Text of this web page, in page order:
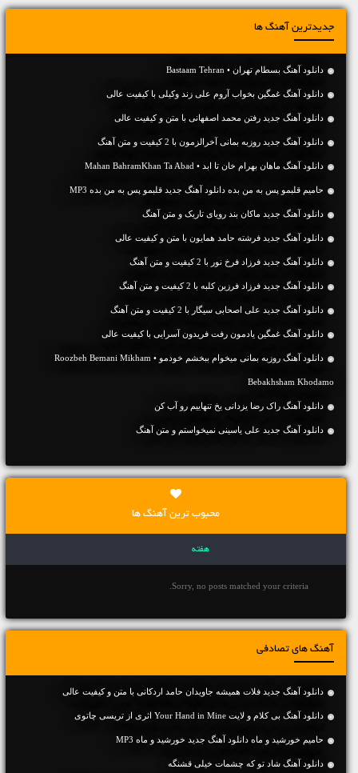
جدیدترین آهنگ ها
دانلود آهنگ بسطام تهران • Bastaam Tehran
دانلود آهنگ غمگین بخواب آروم علی زند وکیلی با کیفیت عالی
دانلود آهنگ جديد رفتن محمد اصفهانی با متن و کیفیت عالی
دانلود آهنگ جديد روزبه بمانی آخرالزمون با 2 کیفیت و متن آهنگ
دانلود آهنگ ماهان بهرام خان تا ابد • Mahan BahramKhan Ta Abad
حامیم قلبمو پس به من بده دانلود آهنگ جدید قلبمو پس به من بده MP3
دانلود آهنگ جديد ماکان بند رویای تاریک و متن آهنگ
دانلود آهنگ جديد فرشته حامد همایون با متن و کیفیت عالی
دانلود آهنگ جديد فرزاد فرخ نور با 2 کیفیت و متن آهنگ
دانلود آهنگ جديد فرزاد فرزین کلبه با 2 کیفیت و متن آهنگ
دانلود آهنگ جديد علی اصحابی سیگار با 2 کیفیت و متن آهنگ
دانلود آهنگ غمگین یادمون رفت فریدون آسرایی با کیفیت عالی
دانلود آهنگ روزبه بمانی میخوام ببخشم خودمو • Roozbeh Bemani Mikham
Bebakhsham Khodamo
دانلود آهنگ راک رضا یزدانی یخ تنهاییم رو آب کن
دانلود آهنگ جديد علی یاسینی نمیخواستم و متن آهنگ
محبوب ترین آهنگ ها
هفته
Sorry, no posts matched your criteria.
آهنگ های تصادفی
دانلود آهنگ جديد فلات همیشه جاویدان حامد اردکانی با متن و کیفیت عالی
دانلود آهنگ بی کلام و لایت Your Hand in Mine اثری از تریسی چاتوی
حامیم خورشید و ماه دانلود آهنگ جدید خورشید و ماه MP3
دانلود آهنگ شاد تو که چشمات خیلی قشنگه